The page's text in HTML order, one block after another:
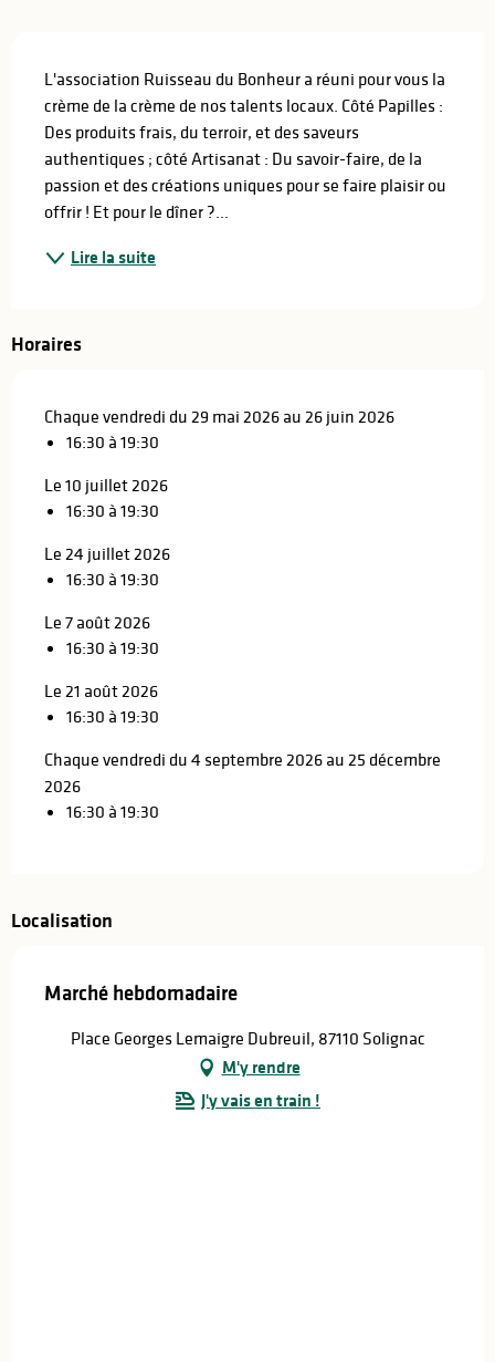
L'association Ruisseau du Bonheur a réuni pour vous la
crème de la crème de nos talents locaux. Côté Papilles :
Des produits frais, du terroir, et des saveurs
authentiques ; côté Artisanat : Du savoir-faire, de la
passion et des créations uniques pour se faire plaisir ou
offrir ! Et pour le dîner ?...
Lire la suite
Horaires
Chaque vendredi du 29 mai 2026 au 26 juin 2026
16:30 à 19:30
Le 10 juillet 2026
16:30 à 19:30
Le 24 juillet 2026
16:30 à 19:30
Le 7 août 2026
16:30 à 19:30
Le 21 août 2026
16:30 à 19:30
Chaque vendredi du 4 septembre 2026 au 25 décembre
2026
16:30 à 19:30
Localisation
Marché hebdomadaire
Place Georges Lemaigre Dubreuil, 87110 Solignac
M'y rendre
J'y vais en train !